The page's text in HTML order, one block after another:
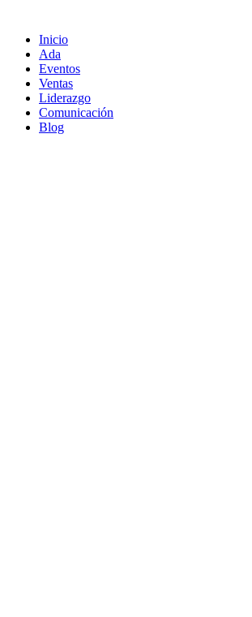
Inicio
Ada
Eventos
Ventas
Liderazgo
Comunicación
Blog